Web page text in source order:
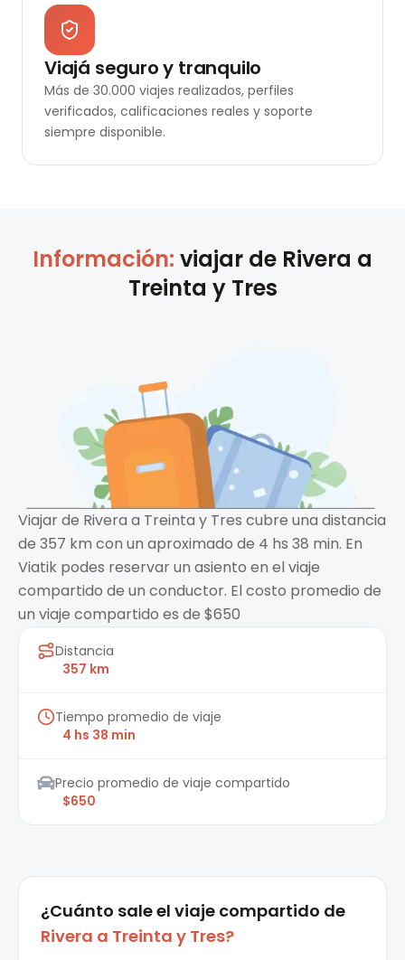
Viajá seguro y tranquilo
Más de 30.000 viajes realizados, perfiles
verificados, calificaciones reales y soporte
siempre disponible.
Información: viajar de Rivera a
Treinta y Tres
Viajar de Rivera a Treinta y Tres cubre una distancia
de 357 km con un aproximado de 4 hs 38 min. En
Viatik podes reservar un asiento en el viaje
compartido de un conductor. El costo promedio de
un viaje compartido es de $650
Distancia
357 km
Tiempo promedio de viaje
4 hs 38 min
Precio promedio de viaje compartido
$650
¿Cuánto sale el viaje compartido de
Rivera a Treinta y Tres?